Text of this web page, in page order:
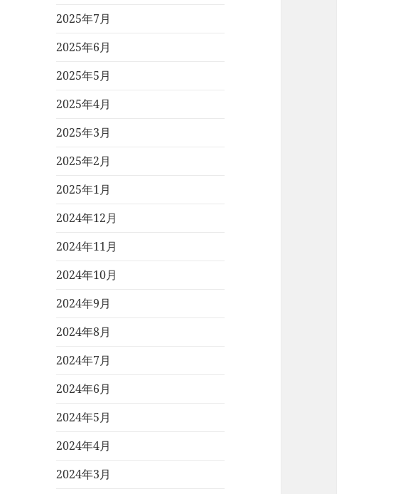
2025年7月
2025年6月
2025年5月
2025年4月
2025年3月
2025年2月
2025年1月
2024年12月
2024年11月
2024年10月
2024年9月
2024年8月
2024年7月
2024年6月
2024年5月
2024年4月
2024年3月